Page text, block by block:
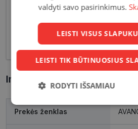
tiek klasikinių, tiek netikėčiausių
korekcija, tačiau ir stilingas
akcentas.
Informacija apie prekę
Prekės ženklas
valdyti savo pasirinkimus.
LEISTI VISUS
LEISTI TIK BŪTINUOSIUS
RODYTI IŠSAMIAU
Būtinieji
slapukai
Statistikos
slapukai